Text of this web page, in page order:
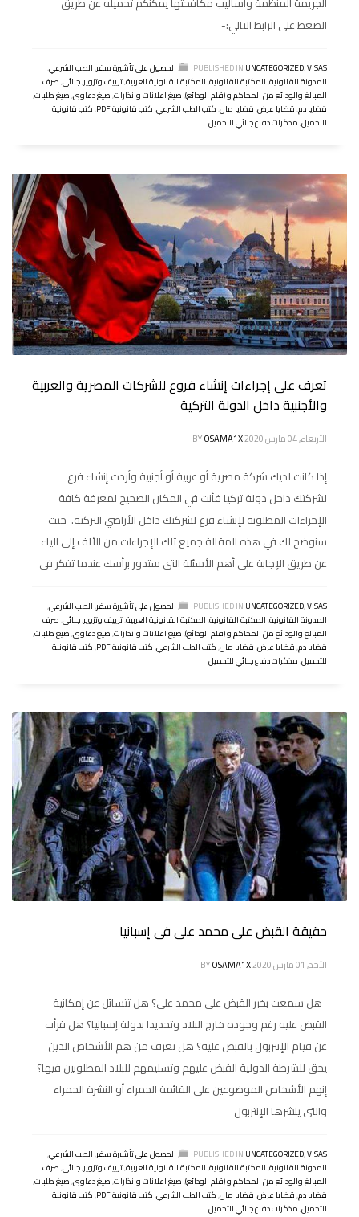
الضغط على الرابط التالي:-
PUBLISHED IN UNCATEGORIZED,VISAS
,الحصول على تأشيرة سفر,الطب الشرعي,
المدونة القانونية,المكتبة القانونية,المكتبة القانونية العربية,تزييف وتزوير,جنائى,صرف
المبالغ والودائع من المحاكم و (قلم الودائع),صيغ اعلانات وانذارات,صيغ دعاوى,صيغ طلبات,
قضايا دم,قضايا عرض,قضايا مال,كتب الطب الشرعي,كتب قانونية PDF ,كتب قانونية
للتحميل,مذكرات دفاع جنائي للتحميل
تعرف على إجراءات إنشاء فروع للشركات المصرية والعربية
والأجنبية داخل الدولة التركية
الأربعاء, 04 مارس 2020 BYOSAMA1X
إذا كانت لديك شركة مصرية أو عربية أو أجنبية وأردت إنشاء فرع
لشركتك داخل دولة تركيا فأنت في المكان الصحيح لمعرفة كافة
الإجراءات المطلوبة لإنشاء فرع لشركتك داخل الأراضي التركية. حيث
سنوضح لك في هذه المقالة جميع تلك الإجراءات من الألف إلى الياء
عن طريق الإجابة على أهم الأسئلة التى ستدور برأسك عندما تفكر فى
PUBLISHED IN UNCATEGORIZED,VISAS
,الحصول على تأشيرة سفر,الطب الشرعي,
المدونة القانونية,المكتبة القانونية,المكتبة القانونية العربية,تزييف وتزوير,جنائى,صرف
المبالغ والودائع من المحاكم و (قلم الودائع),صيغ اعلانات وانذارات,صيغ دعاوى,صيغ طلبات,
قضايا دم,قضايا عرض,قضايا مال,كتب الطب الشرعي,كتب قانونية PDF ,كتب قانونية
للتحميل,مذكرات دفاع جنائي للتحميل
حقيقة القبض على محمد على فى إسبانيا
الأحد, 01 مارس 2020 BYOSAMA1X
هل سمعت بخبر القبض على محمد على؟ هل تتسائل عن إمكانية
القبض عليه رغم وجوده خارج البلاد وتحديدا بدولة إسبانيا؟ هل قرأت
عن قيام الإنتربول بالقبض عليه؟ هل تعرف من هم الأشخاص الذين
يحق للشرطة الدولية القبض عليهم وتسليمهم للبلاد المطلوبين فيها؟
إنهم الأشخاص الموضوعين على القائمة الحمراء أو النشرة الحمراء
والتى ينشرها الإنتربول
PUBLISHED IN UNCATEGORIZED,VISAS
,الحصول على تأشيرة سفر,الطب الشرعي,
المدونة القانونية,المكتبة القانونية,المكتبة القانونية العربية,تزييف وتزوير,جنائى,صرف
المبالغ والودائع من المحاكم و (قلم الودائع),صيغ اعلانات وانذارات,صيغ دعاوى,صيغ طلبات,
قضايا دم,قضايا عرض,قضايا مال,كتب الطب الشرعي,كتب قانونية PDF ,كتب قانونية
للتحميل,مذكرات دفاع جنائي للتحميل